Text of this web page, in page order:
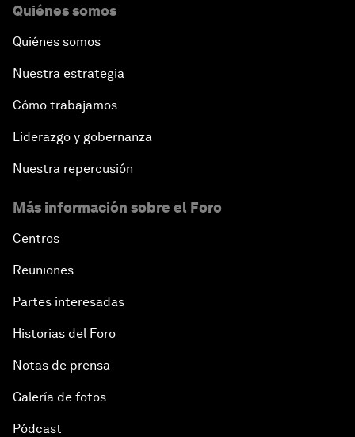
Quiénes somos
Quiénes somos
Nuestra estrategia
Cómo trabajamos
Liderazgo y gobernanza
Nuestra repercusión
Más información sobre el Foro
Centros
Reuniones
Partes interesadas
Historias del Foro
Notas de prensa
Galería de fotos
Pódcast